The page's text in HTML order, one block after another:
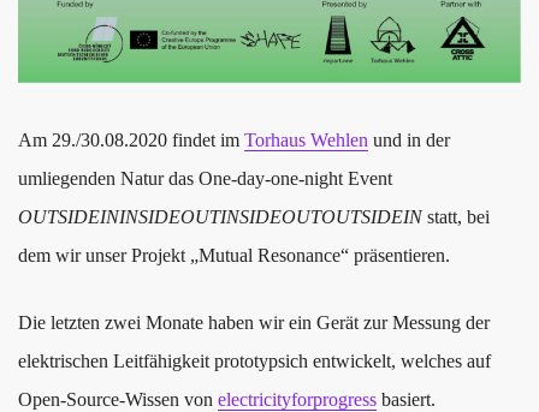
Am 29./30.08.2020 findet im Torhaus Wehlen und in der
umliegenden Natur das One-day-one-night Event
OUTSIDEININSIDEOUTINSIDEOUTOUTSIDEINstatt, bei
dem wir unser Projekt „Mutual Resonance“ präsentieren.
Die letzten zwei Monate haben wir ein Gerät zur Messung der
elektrischen Leitfähigkeit prototypsich entwickelt, welches auf
Open-Source-Wissen von electricityforprogress basiert.